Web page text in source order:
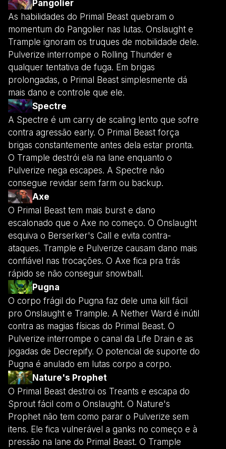
Pangolier
As habilidades do Primal Beast quebram o
momentum do Pangolier nas lutas. Onslaught e
Trample ignoram os truques de mobilidade dele.
Pulverize interrompe o Rolling Thunder e
qualquer tentativa de fuga. Em brigas
prolongadas, o Primal Beast simplesmente dá
mais dano e controle que ele.
Spectre
A Spectre é um carry de scaling lento que sofre
contra agressão early. O Primal Beast força
brigas constantemente antes dela estar pronta.
O Trample destrói ela na lane enquanto o
Pulverize nega escapes. A Spectre não
consegue revidar sem farm ou backup.
Axe
O Primal Beast tem mais burst e dano
escalonado que o Axe no começo. O Onslaught
esquiva o Berserker's Call e evita contra-
ataques. Trample e Pulverize causam dano mais
confiável nas trocações. O Axe fica pra trás
rápido se não conseguir snowball.
Pugna
O corpo frágil do Pugna faz dele uma kill fácil
pro Onslaught e Trample. A Nether Ward é inútil
contra as magias físicas do Primal Beast. O
Pulverize interrompe o canal da Life Drain e as
jogadas de Decrepify. O potencial de suporte do
Pugna é anulado em lutas corpo a corpo.
Nature's Prophet
O Primal Beast destroi os Treants e escapa do
Sprout fácil com o Onslaught. O Nature's
Prophet não tem como parar o Pulverize sem
itens. Ele fica vulnerável a ganks no começo e à
pressão na lane do Primal Beast. O Trample